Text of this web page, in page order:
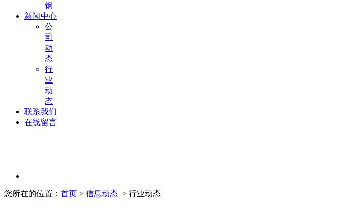
钢
新闻中心
公
司
动
态
行
业
动
态
联系我们
在线留言
您所在的位置： 首页 > 信息动态 > 行业动态